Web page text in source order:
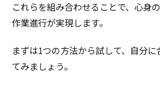
これらを組み合わせることで、心身
作業進行が実現します。
まずは1つの方法から試して、自分
てみましょう。